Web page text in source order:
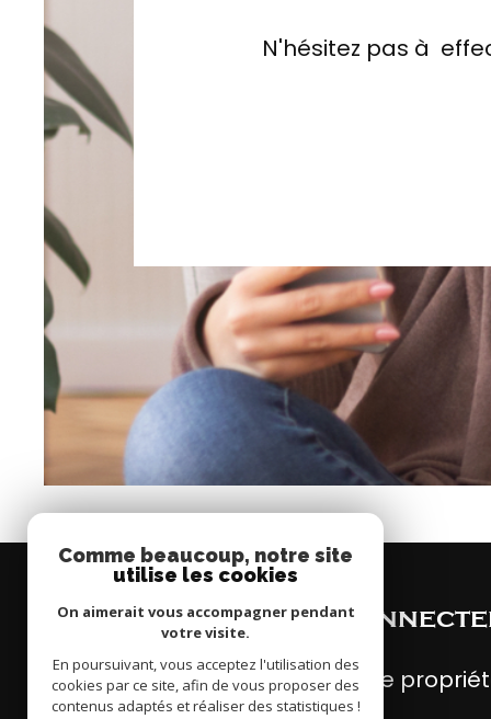
N'hésitez pas à
Se
espace
Comme beaucoup, notre site
utilise les cookies
On aimerait vous accompagner pendant
votre visite.
En poursuivant, vous acceptez l'utilisation des
cookies par ce site, afin de vous proposer des
contenus adaptés et réaliser des statistiques !